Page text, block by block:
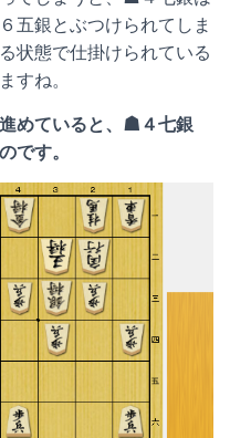
五銀とぶつけられてしま
状態で仕掛けられている
すね。
めていると、☗４七銀
です。